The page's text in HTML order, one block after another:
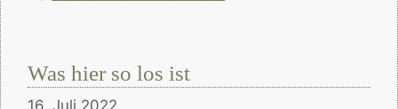
Was hier so los ist
16. Juli 2022